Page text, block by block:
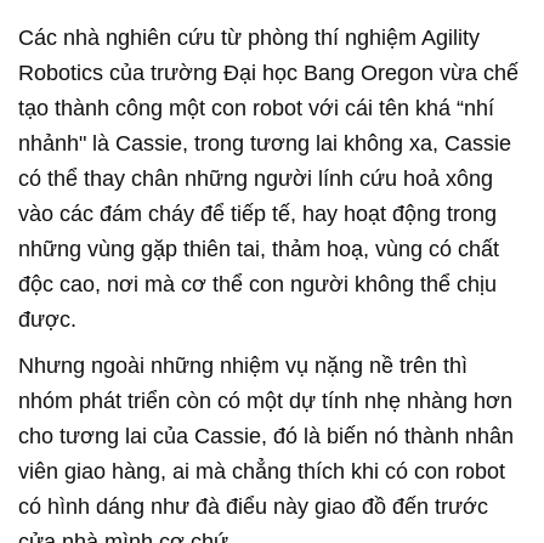
Các nhà nghiên cứu từ phòng thí nghiệm Agility
Robotics của trường Đại học Bang Oregon vừa chế
tạo thành công một con robot với cái tên khá “nhí
nhảnh" là Cassie, trong tương lai không xa, Cassie
có thể thay chân những người lính cứu hoả xông
vào các đám cháy để tiếp tế, hay hoạt động trong
những vùng gặp thiên tai, thảm hoạ, vùng có chất
độc cao, nơi mà cơ thể con người không thể chịu
được.
Nhưng ngoài những nhiệm vụ nặng nề trên thì
nhóm phát triển còn có một dự tính nhẹ nhàng hơn
cho tương lai của Cassie, đó là biến nó thành nhân
viên giao hàng, ai mà chẳng thích khi có con robot
có hình dáng như đà điểu này giao đồ đến trước